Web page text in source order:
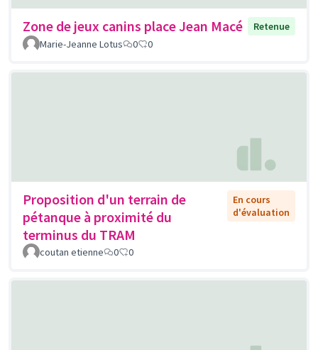
Zone de jeux canins place Jean Macé
Retenue
Marie-Jeanne Lotus
0 0
Proposition d'un terrain de
pétanque à proximité du
terminus du TRAM
En cours
d'évaluation
coutan etienne 0 0